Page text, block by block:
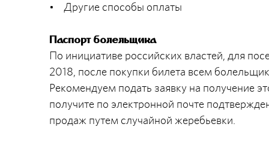
• Другие способы оплаты
Паспорт болельщика
По инициативе российских властей, для
2018, после покупки билета всем
Рекомендуем подать заявку на получение
получите по электронной почте
продаж путем случайной жеребьевки.